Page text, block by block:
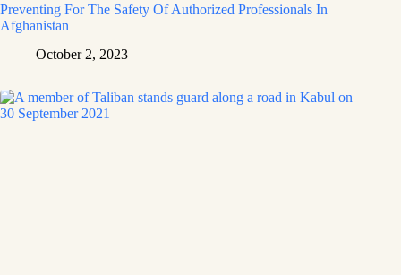
Preventing For The Safety Of Authorized Professionals In
Afghanistan
October 2, 2023